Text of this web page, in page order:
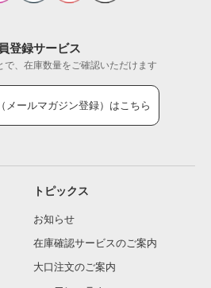
登録サービス
で、在庫数量をご確認いただけます
メールマガジン登録）はこちら
トピックス
お知らせ
在庫確認サービスのご案内
大口注文のご案内